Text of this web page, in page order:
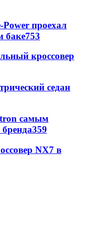
проехал
баке753
кроссовер
седан
tron самым
359
NX7 в